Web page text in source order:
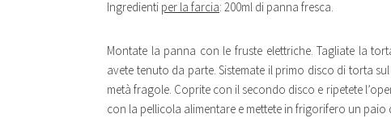
Ingredienti per la farcia: 200ml di panna fresca.
Montate la panna con le fruste elettriche. Tagliate la
avete tenuto da parte. Sistemate il primo disco di torta
metà fragole. Coprite con il secondo disco e ripetete
con la pellicola alimentare e mettete in frigorifero un paio